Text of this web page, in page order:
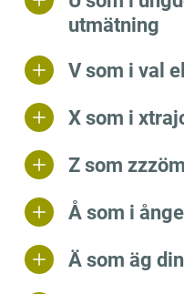
utmätning
V som i val
X som i
Z som
Å som i
Ä som äg